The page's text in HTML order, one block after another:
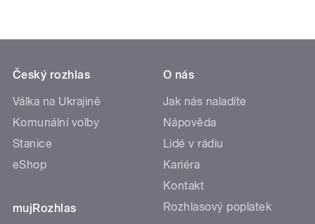
Český rozhlas
Válka na Ukrajině
Komunální volby
Stanice
eShop
mujRozhlas
O nás
Jak nás naladíte
Nápověda
Lidé v rádiu
Kariéra
Kontakt
Rozhlasový poplatek